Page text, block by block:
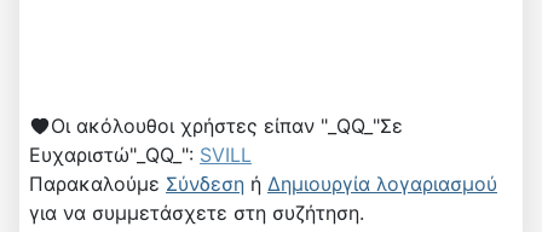
Οι ακόλουθοι χρήστες είπαν "_QQ_"Σε
Ευχαριστώ"_QQ_": SVILL
Παρακαλούμε Σύνδεση ή Δημιουργία λογαριασμού
για να συμμετάσχετε στη συζήτηση.